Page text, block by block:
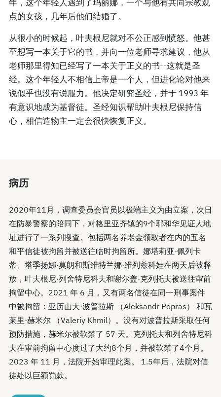
年，这个年轻人遇到了玛丽娜，一个与他有共同宗教观
点的女孩，几年后他们结婚了。
从很小的时候起，叶夫根尼就对不公正感到愤怒。他甚
至想写一本关于它的书，并向一位老师寻求建议，他从
老师那里得知已经写了一本关于正义的书--这就是圣
经。这个年轻人不相信上帝是一个人，但进化论对他来
说似乎也没有说服力。他决定研究圣经，并于 1993 年
有意识地成为基督徒。圣经知识帮助叶夫根尼保持信
心，相信造物主一定会很快恢复正义。
病历
2020年11月，调查委员会官员以极端主义为由立案，次日
在防暴警察的陪同下，对格里亚齐镇的9个耶和华见证人地
址进行了一系列搜查。包括两名养老金领取者在内的五名
和平信徒被拘留并被送往临时拘留所。娜塔莉亚·佩列卡
蒂、塔季扬娜·莫朗和斯维特兰娜·维列兹科娃在两天后被释
放，叶夫根尼·列舍特尼科夫和谢尔盖·克列托夫被送往审前
拘留中心。2021 年 6 月，又有两名信徒在同一刑事案件
中被拘留：亚历山大·波普拉斯 （Aleksandr Popras） 和瓦
莱里·赫米尔 （Valeriy Khmil）。没有对波普拉斯采取任何
预防措施，赫米尔被软禁了 57 天。克列托夫和列舍特尼科
夫在审前拘留中心度过了大约8个月，并被软禁了4个月。
2023 年 11 月，法院开始审理此案。 1.5年后，法院对信
徒处以巨额罚款。